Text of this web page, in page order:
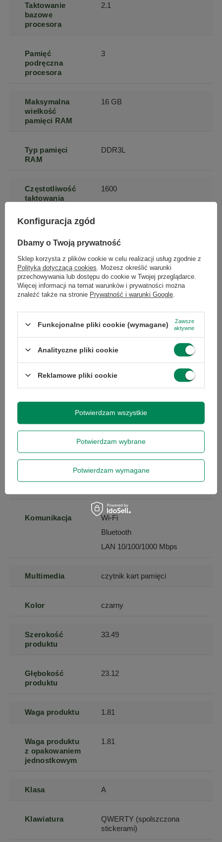
Taktowanie
bazowe
procesora
2.1
Pamięć
podręczna
procesora
3
Maksymalna
wielkość
pamięci RAM
16 GB
Typ pamięci
RAM
DDR3L
Częstotliwość
taktowania
1600
graficznej
Pamięć karty
graficznej
16 GB
Technologia
akumulatora
litowo-polimerowy
Pojemność
akumulatora
(Wh)
45
Typ napędu brak
Złącza
HDMI
USB 3.1 typ A
RJ-45
D-Sub (VGA)
Komunikacja
Wi-Fi
Bluetooth
LAN 10/100/1000 Mbps
Multimedia czytnik kart pamięci
Kolor czarny
Szerokość
produktu
33.49
Głębokość
produktu
23.12
Waga produktu 1.81
Waga produktu
z opakowaniem
jednostkowym
1.81
Klasa A
Klawiatura
QWERTY (spolszczona
stickerami)
Konfiguracja zgód
Dbamy o Twoją prywatność
Sklep korzysta z plików cookie w celu realizacji usług zgodnie z
Polityką dotyczącą cookies . Możesz określić warunki
przechowywania lub dostępu do cookie w Twojej przeglądarce.
Więcej informacji na temat warunków i prywatności można
znaleźć także na stronie Prywatność i warunki Google
Funkcjonalne pliki cookie (wymagane)
Zawsze
aktywne
Analityczne pliki cookie
Reklamowe pliki cookie
Potwierdzam wybrane
Potwierdzam wymagane
Potwierdzam wszystkie